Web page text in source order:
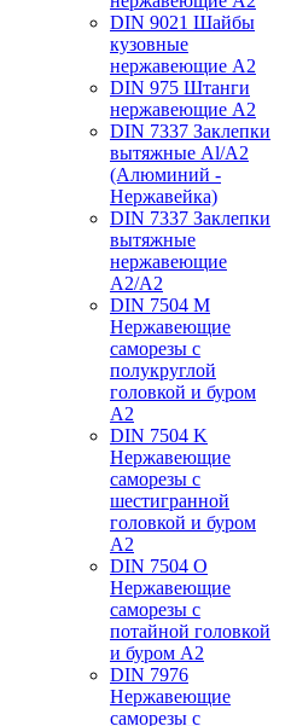
DIN 9021 Шайбы
кузовные
нержавеющие А2
DIN 975 Штанги
нержавеющие А2
DIN 7337 Заклепки
вытяжные Al/A2
(Алюминий -
Нержавейка)
DIN 7337 Заклепки
вытяжные
нержавеющие
A2/A2
DIN 7504 M
Нержавеющие
саморезы с
полукруглой
головкой и буром
А2
DIN 7504 K
Нержавеющие
саморезы с
шестигранной
головкой и буром
А2
DIN 7504 O
Нержавеющие
саморезы с
потайной головкой
и буром А2
DIN 7976
Нержавеющие
саморезы с